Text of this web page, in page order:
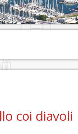
coi diavoli